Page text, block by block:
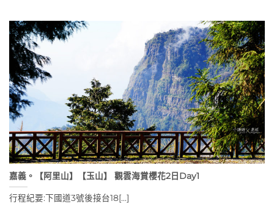
嘉義。【阿里山】【玉山】 觀雲海賞櫻花2日Day1
行程紀要:下國道3號後接台18[...]